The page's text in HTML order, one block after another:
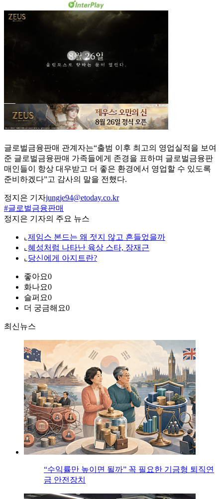
글로벌금융판매 관계자는“출범 이후 최고의 영업실적을 보여
준 글로벌금융판매 가족들에게 존경을 표하며 글로벌금융판
매인들이 항상 대우받고 더 좋은 환경에서 영업할 수 있도록
준비하겠다”고 감사의 말을 전했다.
정지은 기자jungje94@etoday.co.kr
#글로벌금융판매
정지은 기자의 주요 뉴스
⌞ 제임스 본드는 왜 젓지 않고 흔들었을까
⌞ 혜성처럼 나타난 육상 스타, 장재근
⌞ 당신에게 아지트란?
좋아요0
화나요0
슬퍼요0
더 궁금해요0
최신뉴스
“수익률만 높이면 될까” 꼭 필요한 기금형 퇴직연
금 안전장치